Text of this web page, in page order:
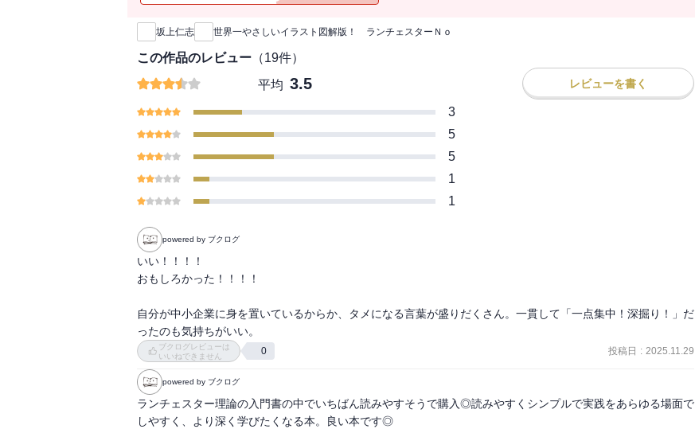
新刊通知
坂上仁志 世界一やさしいイラスト図解版！ ランチェスターＮｏ
この作品のレビュー （19件）
平均 3.5 レビューを書く
3
5
5
1
1
powered by ブクログ
いい！！！！
おもしろかった！！！！
自分が中小企業に身を置いているからか、タメになる言葉が盛りだくさん。一貫して「一点集中！深掘り！」だ
ったのも気持ちがいい。
ブクログレビューは
いいねできません
0 投稿日 : 2025.11.29
powered by ブクログ
ランチェスター理論の入門書の中でいちばん読みやすそうで購入◎読みやすくシンプルで実践をあらゆる場面で
しやすく、より深く学びたくなる本。良い本です◎